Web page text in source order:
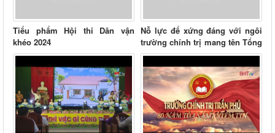
Tiểu phẩm Hội thi Dân vận
khéo 2024
Nỗ lực để xứng đáng với ngôi
trường chính trị mang tên Tổng
Bí thư đầu tiên...